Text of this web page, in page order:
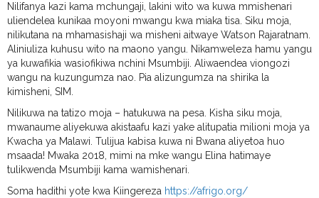
Nilifanya kazi kama mchungaji, lakini wito wa kuwa mmishenari
uliendelea kunikaa moyoni mwangu kwa miaka tisa. Siku moja,
nilikutana na mhamasishaji wa misheni aitwaye Watson Rajaratnam.
Aliniuliza kuhusu wito na maono yangu. Nikamweleza hamu yangu
ya kuwafikia wasiofikiwa nchini Msumbiji. Aliwaendea viongozi
wangu na kuzungumza nao. Pia alizungumza na shirika la
kimisheni, SIM.
Nilikuwa na tatizo moja – hatukuwa na pesa. Kisha siku moja,
mwanaume aliyekuwa akistaafu kazi yake alitupatia milioni moja ya
Kwacha ya Malawi. Tulijua kabisa kuwa ni Bwana aliyetoa huo
msaada! Mwaka 2018, mimi na mke wangu Elina hatimaye
tulikwenda Msumbiji kama wamishenari.
Soma hadithi yote kwa Kiingereza https://afrigo.org/